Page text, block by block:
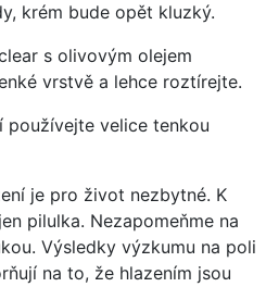
krém bude opět kluzký.
s olivovým olejem
vrstvě a lehce roztírejte.
používejte velice tenkou
je pro život nezbytné. K
pilulka. Nezapomeňme na
Výsledky výzkumu na poli
na to, že hlazením jsou